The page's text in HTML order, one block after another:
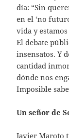
día: “Sin
en el ‘no
vida y
El debate
insensatos. Y
cantidad
dónde nos
Imposible
Un señor de
Javier Maroto